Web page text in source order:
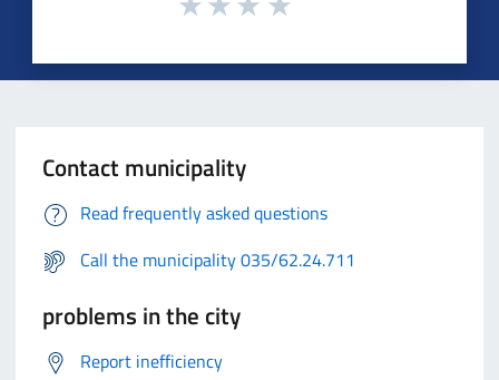
Contact municipality
Read frequently asked questions
Call the municipality 035/62.24.711
problems in the city
Report inefficiency